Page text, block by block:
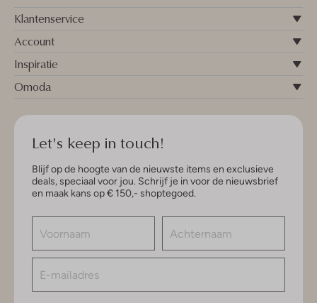
Klantenservice
Account
Inspiratie
Omoda
Let's keep in touch!
Blijf op de hoogte van de nieuwste items en exclusieve
deals, speciaal voor jou. Schrijf je in voor de nieuwsbrief
en maak kans op € 150,- shoptegoed.